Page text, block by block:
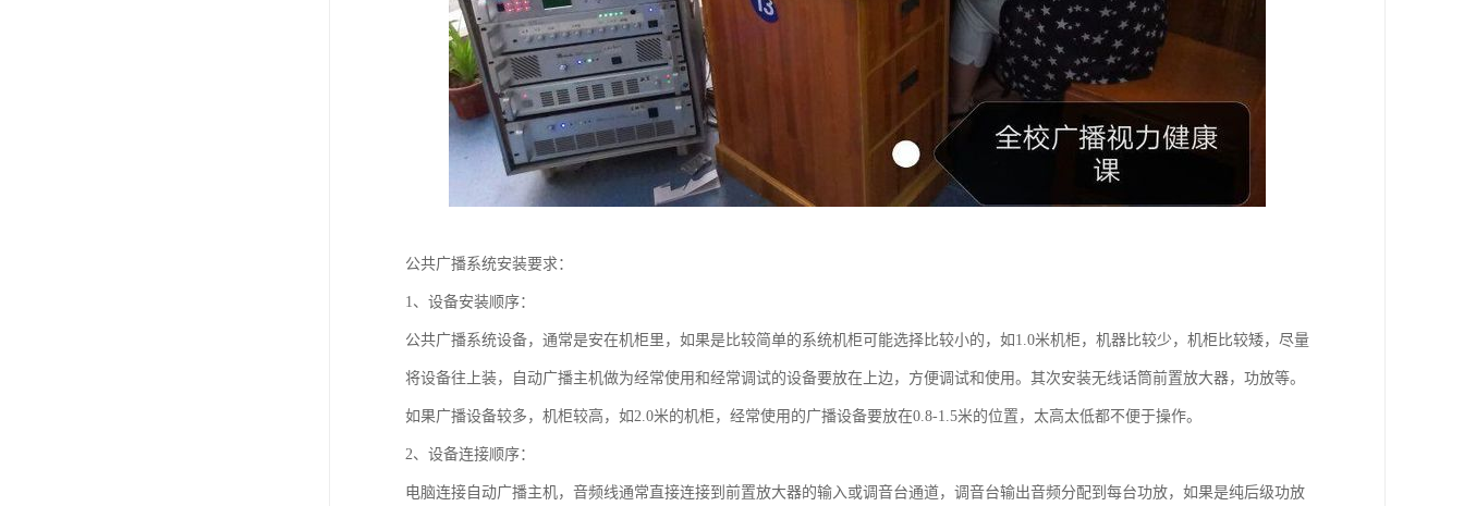
公共广播系统安装要求：
1、设备安装顺序：
公共广播系统设备，通常是安在机柜里，如果是比较简单的系统机柜可能选择比较小的，如1.0米机柜，机器比较少，机柜比较矮，尽量
将设备往上装，自动广播主机做为经常使用和经常调试的设备要放在上边，方便调试和使用。其次安装无线话筒前置放大器，功放等。
如果广播设备较多，机柜较高，如2.0米的机柜，经常使用的广播设备要放在0.8-1.5米的位置，太高太低都不便于操作。
2、设备连接顺序：
电脑连接自动广播主机，音频线通常直接连接到前置放大器的输入或调音台通道，调音台输出音频分配到每台功放，如果是纯后级功放